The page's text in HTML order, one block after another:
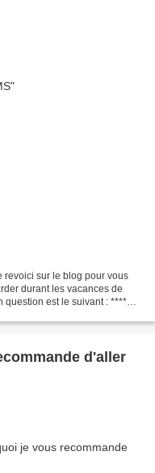
revoici sur le blog pour vous
durant les vacances de
question est le suivant : ****
d'aller